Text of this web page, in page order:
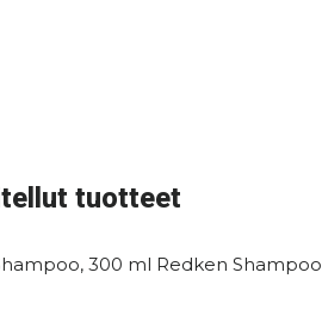
tuotteet